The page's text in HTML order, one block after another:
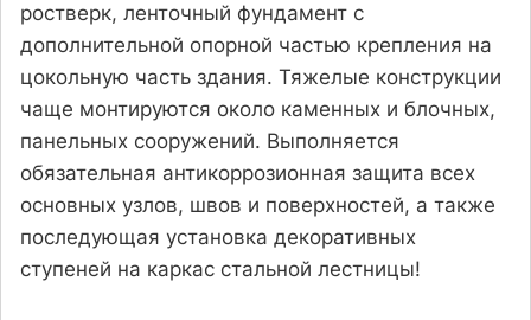
ростверк, ленточный фундамент с
дополнительной опорной частью крепления на
цокольную часть здания. Тяжелые конструкции
чаще монтируются около каменных и блочных,
панельных сооружений. Выполняется
обязательная антикоррозионная защита всех
основных узлов, швов и поверхностей, а также
последующая установка декоративных
ступеней на каркас стальной лестницы!